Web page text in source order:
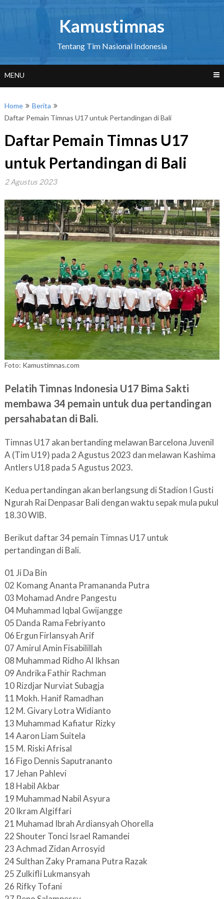
Kamustimnas
Tentang Tim Nasional Indonesia
MENU
Home
Berita
Daftar Pemain Timnas U17 untuk Pertandingan di Bali
Daftar Pemain Timnas U17
untuk Pertandingan di Bali
2 Agustus 2023
Foto: Kamustimnas.com
Pelatih Timnas Indonesia U17 Bima Sakti
membawa 34 pemain untuk dua pertandingan
persahabatan di Bali.
Timnas U17 akan bertanding melawan Barcelona Juvenil
A (Tim U19) pada 2 Agustus 2023 dan melawan Kashima
Antlers U18 pada 5 Agustus 2023.
Kedua pertandingan akan berlangsung di Stadion I Gusti
Ngurah Rai Denpasar Bali dengan waktu sepak mula pukul
18.30 WIB.
Berikut daftar 34 pemain Timnas U17 untuk
pertandingan di Bali.
01 Ji Da Bin
02 Komang Ananta Pramananda Putra
03 Mohamad Andre Pangestu
04 Muhammad Iqbal Gwijangge
05 Danda Rama Febriyanto
06 Ergun Firlansyah Arif
07 Amirul Amin Fisabilillah
08 Muhammad Ridho Al Ikhsan
09 Andrika Fathir Rachman
10 Rizdjar Nurviat Subagja
11 Mokh. Hanif Ramadhan
12 M. Givary Lotra Widianto
13 Muhammad Kafiatur Rizky
14 Aaron Liam Suitela
15 M. Riski Afrisal
16 Figo Dennis Saputrananto
17 Jehan Pahlevi
18 Habil Akbar
19 Muhammad Nabil Asyura
20 Ikram Algiffari
21 Muhamad Ibrah Ardiansyah Ohorella
22 Shouter Tonci Israel Ramandei
23 Achmad Zidan Arrosyid
24 Sulthan Zaky Pramana Putra Razak
25 Zulkifli Lukmansyah
26 Rifky Tofani